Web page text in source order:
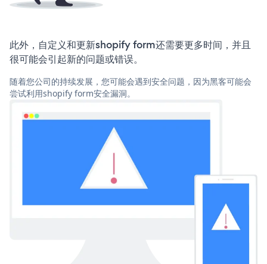
此外，自定义和更新shopify form还需要更多时间，并且
很可能会引起新的问题或错误。
随着您公司的持续发展，您可能会遇到安全问题，因为黑客可能会
尝试利用shopify form安全漏洞。